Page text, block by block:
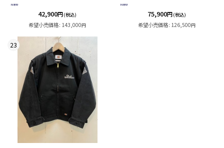
42,900円(税込)
希望小売価格: 143,000円
75,900円(税込)
希望小売価格: 126,500円
23